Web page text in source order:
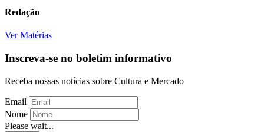
Redação
Ver Matérias
Inscreva-se no boletim informativo
Receba nossas notícias sobre Cultura e Mercado
Email
Nome
Please wait...